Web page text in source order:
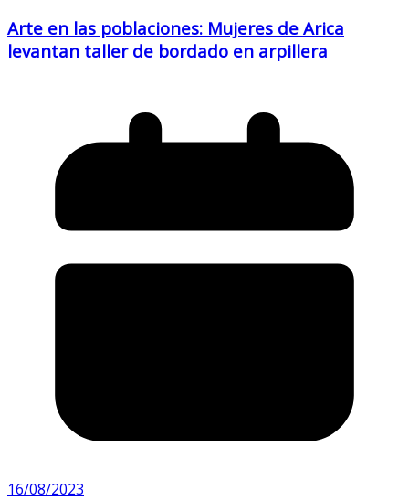
Arte en las poblaciones: Mujeres de Arica
levantan taller de bordado en arpillera
16/08/2023